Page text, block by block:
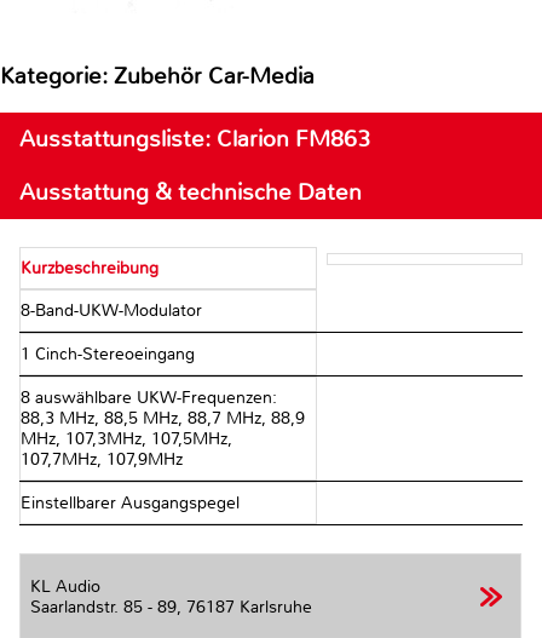
Kategorie: Zubehör Car-Media
Ausstattungsliste: Clarion FM863
Ausstattung & technische Daten
Kurzbeschreibung
8-Band-UKW-Modulator
1 Cinch-Stereoeingang
8 auswählbare UKW-Frequenzen:
88,3 MHz, 88,5 MHz, 88,7 MHz, 88,9
MHz, 107,3MHz, 107,5MHz,
107,7MHz, 107,9MHz
Einstellbarer Ausgangspegel
KL Audio
Saarlandstr. 85 - 89, 76187 Karlsruhe